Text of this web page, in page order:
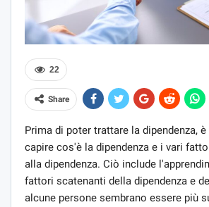
22
Share
Prima di poter trattare la dipendenza,
capire cos'è la dipendenza e i vari
alla dipendenza. Ciò include
fattori scatenanti della dipendenza e
alcune persone sembrano essere più